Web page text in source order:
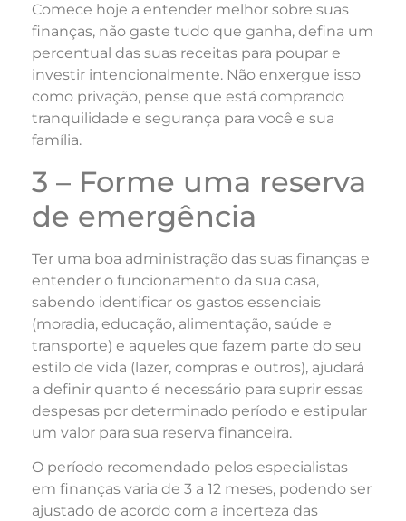
Comece hoje a entender melhor sobre suas
finanças, não gaste tudo que ganha, defina um
percentual das suas receitas para poupar e
investir intencionalmente. Não enxergue isso
como privação, pense que está comprando
tranquilidade e segurança para você e sua
família.
3 – Forme uma reserva
de emergência
Ter uma boa administração das suas finanças e
entender o funcionamento da sua casa,
sabendo identificar os gastos essenciais
(moradia, educação, alimentação, saúde e
transporte) e aqueles que fazem parte do seu
estilo de vida (lazer, compras e outros), ajudará
a definir quanto é necessário para suprir essas
despesas por determinado período e estipular
um valor para sua reserva financeira.
O período recomendado pelos especialistas
em finanças varia de 3 a 12 meses, podendo ser
ajustado de acordo com a incerteza das